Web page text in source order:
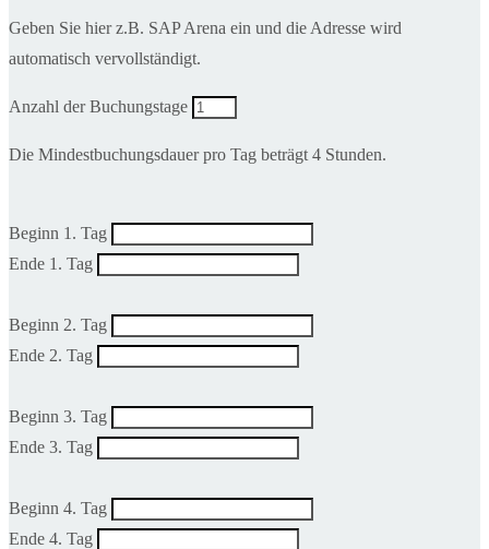
Geben Sie hier z.B. SAP Arena ein und die Adresse wird
automatisch vervollständigt.
Anzahl der Buchungstage
Die Mindestbuchungsdauer pro Tag beträgt 4 Stunden.
Beginn 1. Tag
Ende 1. Tag
Beginn 2. Tag
Ende 2. Tag
Beginn 3. Tag
Ende 3. Tag
Beginn 4. Tag
Ende 4. Tag